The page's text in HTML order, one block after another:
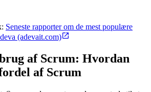
Seneste rapporter om de mest populære
(adevait.com)
af Scrum: Hvordan
af Scrum